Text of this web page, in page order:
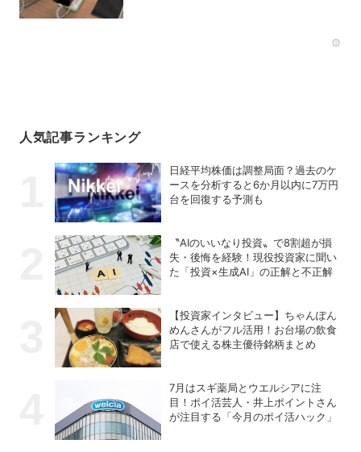
人気記事ランキング
日経平均株価は調整局面？過去のケ
ースを分析すると6か月以内に7万円
台を回復する予測も
〝AIのいいなり投資〟で8割超が損
失・後悔を経験！現役投資家に聞い
た「投資×生成AI」の正解と不正解
【投資家インタビュー】ちゃんぽん
めんさんがフル活用！お台場の飲食
店で使える株主優待銘柄まとめ
7月はスギ薬局とウエルシアに注
目！ポイ活芸人・井上ポイントさん
が注目する「今月のポイ活ハック」